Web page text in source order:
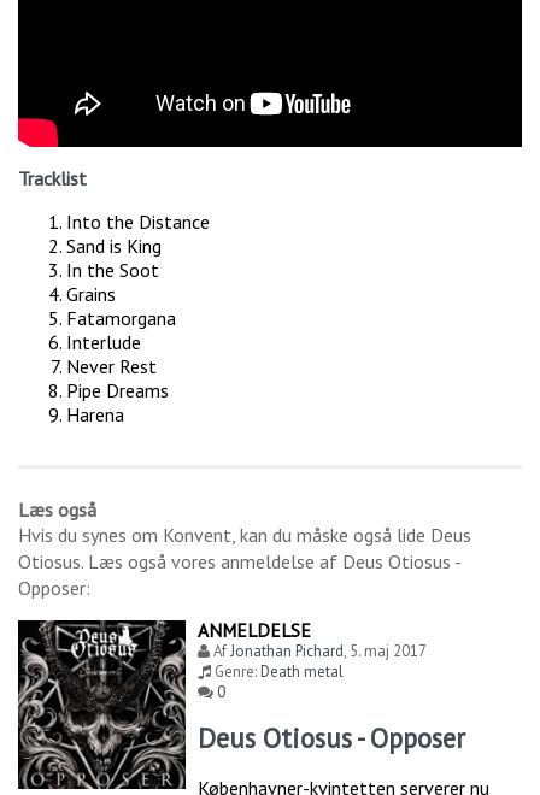
Tracklist
Into the Distance
Sand is King
In the Soot
Grains
Fatamorgana
Interlude
Never Rest
Pipe Dreams
Harena
Læs også
Hvis du synes om Konvent, kan du måske også lide Deus
Otiosus. Læs også vores anmeldelse af Deus Otiosus -
Opposer:
ANMELDELSE
AfJonathan Pichard, 5. maj 2017
Genre:Death metal
0
Deus Otiosus - Opposer
Københavner-kvintetten serverer nu